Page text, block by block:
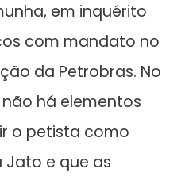
em inquérito
com mandato no
da Petrobras. No
há elementos
o petista como
Jato e que as